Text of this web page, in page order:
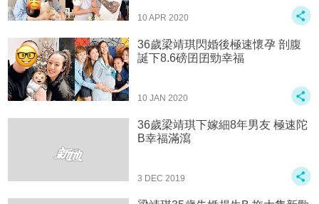
10 APR 2020
36歲梁靖琪閃婚後極速懷孕 剖腹
誕下8.6磅囝囝勁幸福
10 JAN 2020
36歲梁靖琪下嫁細8年男友 極速陀
B幸福滿瀉
3 DEC 2019